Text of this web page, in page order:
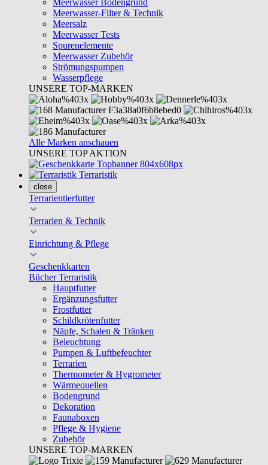
Meerwasser Bodengrund
Meerwasser-Filter & Technik
Meersalz
Meerwasser Tests
Spurenelemente
Meerwasser Zubehör
Strömungspumpen
Wasserpflege
UNSERE TOP-MARKEN
Alle Marken anschauen
UNSERE TOP AKTION
Terraristik
close
Terrarientierfutter
Terrarien & Technik
Einrichtung & Pflege
Geschenkkarten
Bücher Terraristik
Hauptfutter
Ergänzungsfutter
Frostfutter
Schildkrötenfutter
Näpfe, Schalen & Tränken
Beleuchtung
Pumpen & Luftbefeuchter
Terrarien
Thermometer & Hygrometer
Wärmequellen
Bodengrund
Dekoration
Faunaboxen
Pflege & Hygiene
Zubehör
UNSERE TOP-MARKEN